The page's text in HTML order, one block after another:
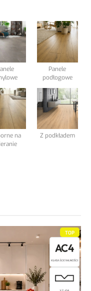
Panele
podłogowe
na
Z podkładem
TOP